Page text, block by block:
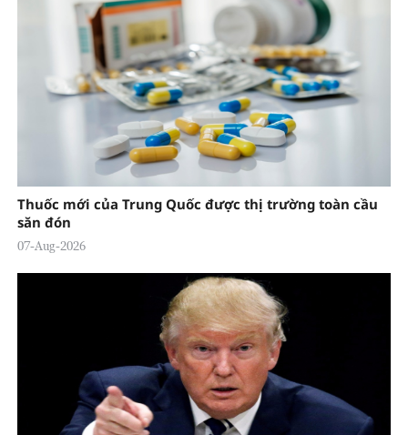
Thuốc mới của Trung Quốc được thị trường toàn cầu
săn đón
07-Aug-2026